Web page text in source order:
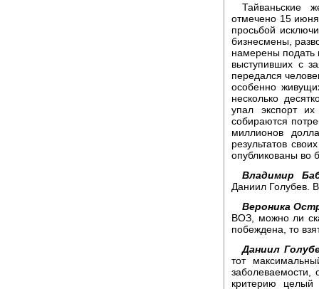
Тайваньские
отмечено 15
просьбой
бизнесмены,
намерены подать
выступивших с
передался
особенно
несколько
упал экспорт
собираются
миллионов
результатов
опубликованы во
Владимир
Даниил Голубев.
Вероника
ВОЗ, можно ли
побеждена, то
Даниил
тот
критерию